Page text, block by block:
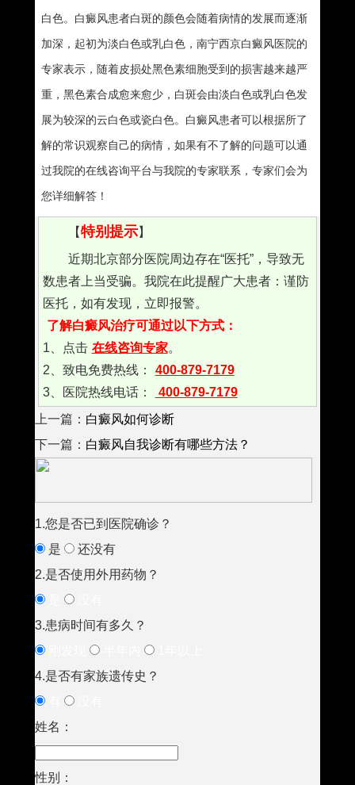
白色。白癜风患者白斑的颜色会随着病情的发展而逐渐
加深，起初为淡白色或乳白色，南宁西京白癜风医院的
专家表示，随着皮损处黑色素细胞受到的损害越来越严
重，黑色素合成愈来愈少，白斑会由淡白色或乳白色发
展为较深的云白色或瓷白色。白癜风患者可以根据所了
解的常识观察自己的病情，如果有不了解的问题可以通
过我院的在线咨询平台与我院的专家联系，专家们会为
您详细解答！
【特别提示】
近期北京部分医院周边存在“医托”，导致无
数患者上当受骗。我院在此提醒广大患者：谨防
医托，如有发现，立即报警。
了解白癜风治疗可通过以下方式：
1、点击 在线咨询专家。
2、致电免费热线：
400-879-7179
3、医院热线电话：
400-879-7179
上一篇： 白癜风如何诊断
下一篇： 白癜风自我诊断有哪些方法？
1.您是否已到医院确诊？
是
还没有
2.是否使用外用药物？
3.患病时间有多久？
4.是否有家族遗传史？
姓名：
性别：